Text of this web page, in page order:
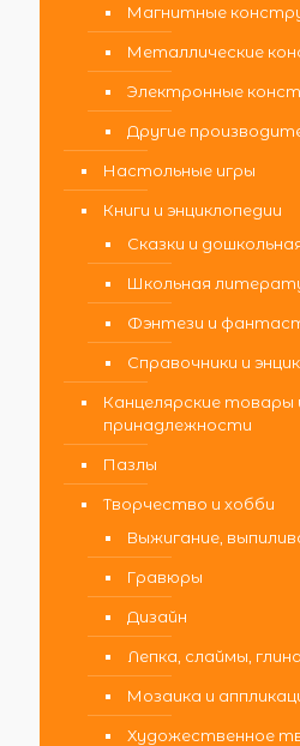
Магнитные
Металлические
Электронные
Другие
Настольные игры
Книги и энциклопедии
Сказки и
Школьная
Фэнтези и
Справочники и
Канцелярские товары
принадлежности
Пазлы
Творчество и хобби
Выжигание,
Гравюры
Дизайн
Лепка, слаймы, глина
Мозаика и
Художественное